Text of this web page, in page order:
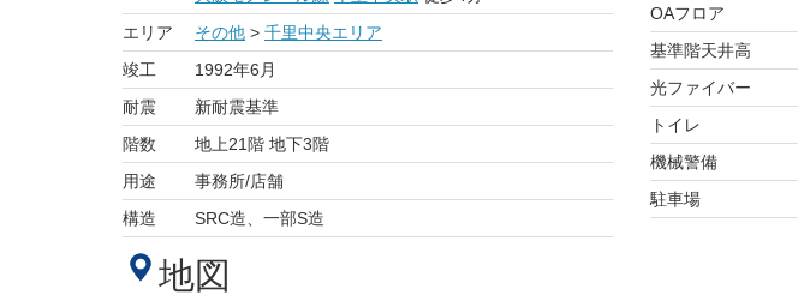
エリア
その他 > 千里中央エリア
竣工
1992年6月
耐震
新耐震基準
階数
地上21階 地下3階
用途
事務所/店舗
構造
SRC造、一部S造
OAフロア
基準階天井高
光ファイバー
トイレ
機械警備
駐車場
地図